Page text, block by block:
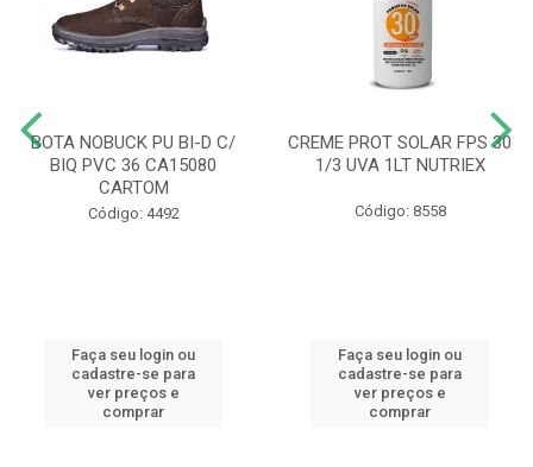
BOTA NOBUCK PU BI-D C/
BIQ PVC 36 CA15080
CARTOM
Código: 4492
Faça seu login ou
cadastre-se para
ver preços e
comprar
CREME PROT SOLAR FPS 30
1/3 UVA 1LT NUTRIEX
Código: 8558
Faça seu login ou
cadastre-se para
ver preços e
comprar